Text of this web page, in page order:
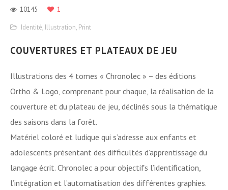
10145 1
Identité, Illustration, Print
COUVERTURES ET PLATEAUX DE JEU
Illustrations des 4 tomes « Chronolec » – des éditions
Ortho & Logo, comprenant pour chaque, la réalisation de la
couverture et du plateau de jeu, déclinés sous la thématique
des saisons dans la forêt.
Matériel coloré et ludique qui s’adresse aux enfants et
adolescents présentant des difficultés d’apprentissage du
langage écrit. Chronolec a pour objectifs l’identification,
l’intégration et l’automatisation des différentes graphies.